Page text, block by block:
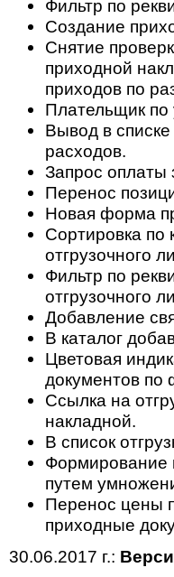
Фильтр по
Создание
Снятие
приходной
приходов по
Плательщик
Вывод в списке
расходов.
Запрос оплаты
Перенос
Новая форма
Сортировка по
отгрузочного
Фильтр по
отгрузочного
Добавление
В каталог
Цветовая
документов по
Ссылка на
накладной.
В список
Формирование
путем
Перенос цены
приходные
30.06.2017 г.: